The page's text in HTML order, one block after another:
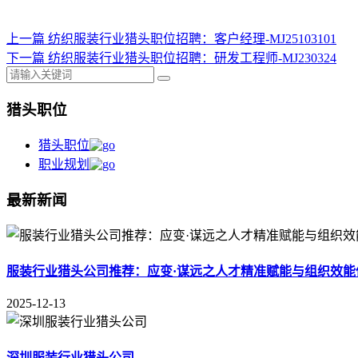
上一篇 纺织服装行业猎头职位招聘：客户经理-MJ25103101
下一篇 纺织服装行业猎头职位招聘：研发工程师-MJ230324
猎头职位
猎头职位
职业规划
最新新闻
服装行业猎头公司推荐：应变·谋远之人才精准赋能与组织效
2025-12-13